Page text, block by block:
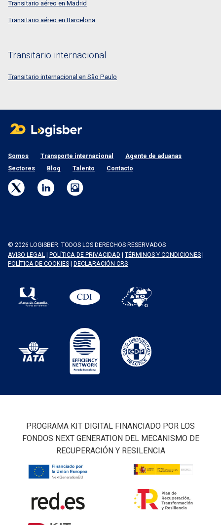
Transitario aéreo en Madrid
Transitario aéreo en Barcelona
Transitario internacional
Transitario internacional en São Paulo
Somos Transporte internacional
Agente de aduanas
Sectores
Blog Talento Contacto
© 2026 LOGISBER. TODOS LOS DERECHOS RESERVADOS
AVISO LEGAL | POLÍTICA DE PRIVACIDAD | TÉRMINOS Y CONDICIONES |
POLÍTICA DE COOKIES | DECLARACIÓN CRS
PROGRAMA KIT DIGITAL FINANCIADO POR LOS
FONDOS NEXT GENERATION DEL MECANISMO DE
RECUPERACIÓN Y RESILENCIA